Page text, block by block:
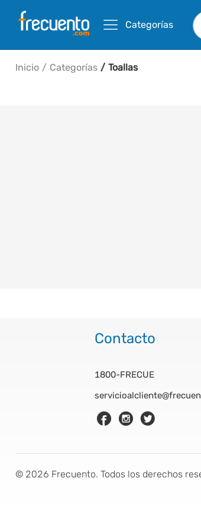
Categorías
Inicio Categorías Toallas
Contacto
1800-FRECUE
© 2026 Frecuento. Todos los derechos